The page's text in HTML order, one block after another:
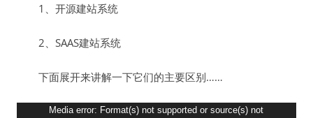
1、开源建站系统
2、SAAS建站系统
下面展开来讲解一下它们的主要区别……
Media error: Format(s) not supported or source(s) not